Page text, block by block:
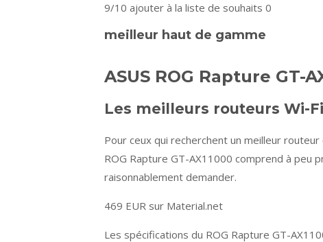
9/10 ajouter à la liste de souhaits 0
meilleur haut de gamme
ASUS ROG Rapture GT-
Les meilleurs routeurs Wi-
Pour ceux qui recherchent un meilleur
ROG Rapture GT-AX11000 comprend à peu
raisonnablement demander.
469 EUR sur Material.net
Les spécifications du ROG Rapture GT-